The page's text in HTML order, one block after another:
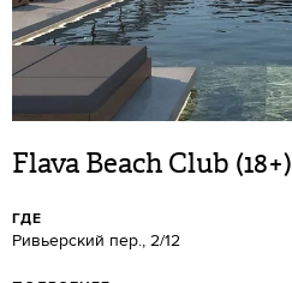
Flava Beach Club (18+)
ГДЕ
Ривьерский пер., 2/12